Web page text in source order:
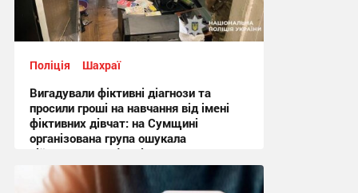
Поліція Шахраї
Вигадували фіктивні діагнози та
просили гроші на навчання від імені
фіктивних дівчат: на Сумщині
організована група ошукала
військовослужбовців на понад
мільйон гривень
14:41, 7.08.2026